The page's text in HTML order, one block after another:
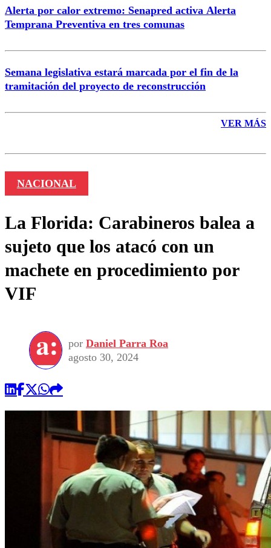
Alerta por calor extremo: Senapred activa Alerta
Temprana Preventiva en tres comunas
Semana legislativa estará marcada por el fin de la
tramitación del proyecto de reconstrucción
VER MÁS
NACIONAL
La Florida: Carabineros balea a
sujeto que los atacó con un
machete en procedimiento por
VIF
por Daniel Parra Roa
agosto 30, 2024